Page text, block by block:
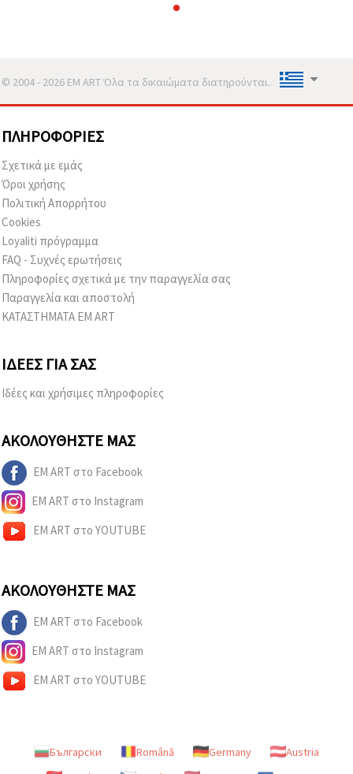
© 2004 - 2026 EM ART Όλα τα δικαιώματα διατηρούνται..
ΠΛΗΡΟΦΟΡΊΕΣ
Σχετικά με εμάς
Όροι χρήσης
Πολιτική Απορρήτου
Cookies
Loyaliti πρόγραμμα
FAQ - Συχνές ερωτήσεις
Πληροφορίες σχετικά με την παραγγελία σας
Παραγγελία και αποστολή
ΚΑΤΑΣΤΗΜΑΤΑ EM ART
ΙΔΈΕΣ ΓΙΑ ΣΑΣ
Ιδέες και χρήσιμες πληροφορίες
ΑΚΟΛΟΥΘΉΣΤΕ ΜΑΣ
EM ART στο Facebook
EM ART στο Instagram
EM ART στο YOUTUBE
ΑΚΟΛΟΥΘΉΣΤΕ ΜΑΣ
EM ART στο Facebook
EM ART στο Instagram
EM ART στο YOUTUBE
Български Română Germany
Austria